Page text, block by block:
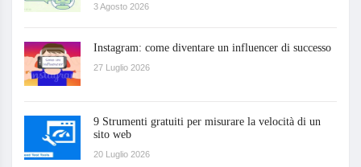
3 Agosto 2026
Instagram: come diventare un influencer di successo
27 Luglio 2026
9 Strumenti gratuiti per misurare la velocità di un
sito web
20 Luglio 2026